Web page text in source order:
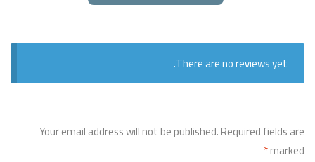
There are no reviews yet.
Your email address will not be published.Required fields are
marked
*